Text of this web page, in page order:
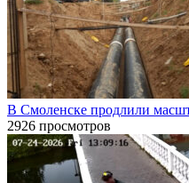
В Смоленске продлили
2926 просмотров